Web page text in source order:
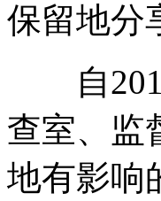
保留地分
自2018
查室、监
地有影响